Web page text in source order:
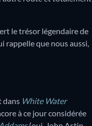
le trésor légendaire de
rappelle que nous aussi,
dans White Water
à ce jour considérée